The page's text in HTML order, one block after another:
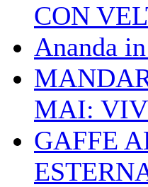
CON
Ananda
MAI:
GAFFE